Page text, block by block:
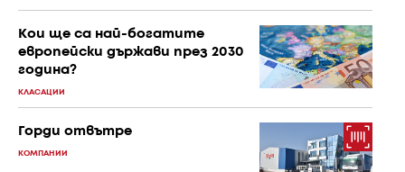
Кои ще са най-богатите
европейски държави през 2030
година?
КЛАСАЦИИ
Горди отвътре
КОМПАНИИ